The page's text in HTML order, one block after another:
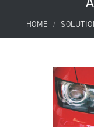
HOME